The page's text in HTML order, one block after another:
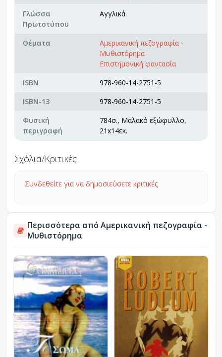
Γλώσσα
Πρωτοτύπου
Αγγλικά
Θέματα
Αμερικανική πεζογραφία -
Μυθιστόρημα
Επιστημονική φαντασία
ISBN
978-960-14-2751-5
ISBN-13
978-960-14-2751-5
Φυσική
περιγραφή
784σ., Μαλακό εξώφυλλο,
21x14εκ.
Σχόλια/Κριτικές
Συνδεθείτε για να δημοσιεύσετε κριτικές
Περισσότερα από Αμερικανική πεζογραφία -
Μυθιστόρημα